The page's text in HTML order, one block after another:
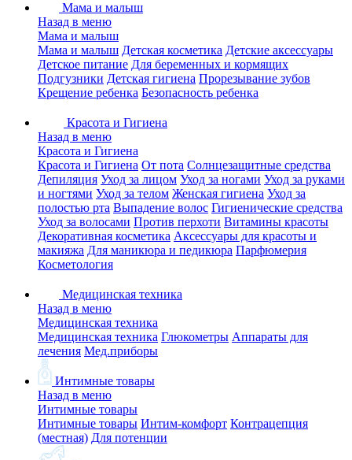
Мама и малыш
Назад в меню
Мама и малыш
Мама и малыш Детская косметика Детские аксессуары
Детское питание Для беременных и кормящих
Подгузники Детская гигиена Прорезывание зубов
Крещение ребенка Безопасность ребенка
Красота и Гигиена
Назад в меню
Красота и Гигиена
Красота и Гигиена От пота Солнцезащитные средства
Депиляция Уход за лицом Уход за ногами Уход за руками
и ногтями Уход за телом Женская гигиена Уход за
полостью рта Выпадение волос Гигиенические средства
Уход за волосами Против перхоти Витамины красоты
Декоративная косметика Аксессуары для красоты и
макияжа Для маникюра и педикюра Парфюмерия
Косметология
Медицинская техника
Назад в меню
Медицинская техника
Медицинская техника Глюкометры Аппараты для
лечения Мед.приборы
Интимные товары
Назад в меню
Интимные товары
Интимные товары Интим-комфорт Контрацепция
(местная) Для потенции